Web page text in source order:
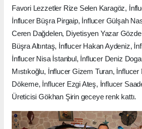
Favori Lezzetler Rize Selen Karagöz,
İnflucer Büşra Pirgaip, İnflucer Gülşah
Ceren Dağdelen, Diyetisyen Yazar
Büşra Altıntaş, İnflucer Hakan Aydeniz,
İnflucer Nisa İstanbul, İnflucer Deniz
Mıstıkoğlu, İnflucer Gizem Turan,
Dökeme, İnflucer Ezgi Ateş, İnflucer
Üreticisi Gökhan Şirin geceye renk kattı.